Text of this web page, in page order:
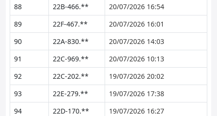
88
22B-466.**
20/07/2026 16:54
89
22F-467.**
20/07/2026 16:01
90
22A-830.**
20/07/2026 14:03
91
22C-969.**
20/07/2026 10:13
92
22C-202.**
19/07/2026 20:02
93
22E-279.**
19/07/2026 17:38
94
22D-170.**
19/07/2026 16:27